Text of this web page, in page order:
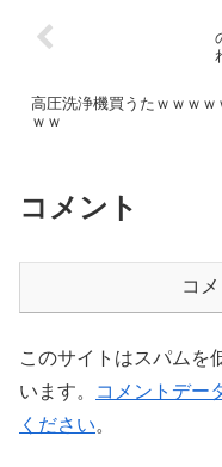
高圧洗浄機買うたｗｗｗｗ
ｗｗ
コメント
コ
このサイトはスパムを
います。
コメントデー
ください。